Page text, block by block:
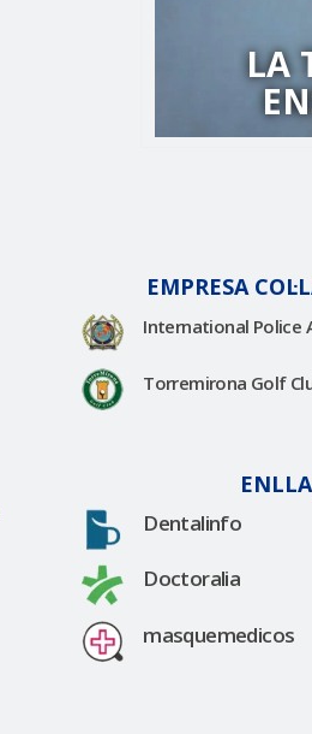
LA
EMPRESA
International Police
Torremirona Golf
Dentalinfo
Doctoralia
masquemedicos